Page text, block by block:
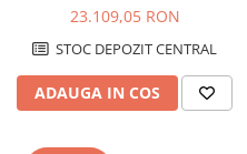
23.109,05 RON
STOC DEPOZIT CENTRAL
ADAUGA IN COS